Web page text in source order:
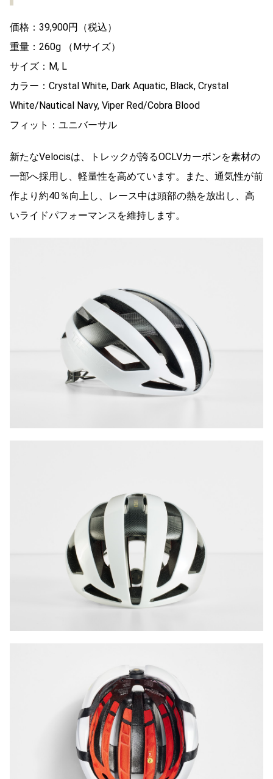
価格：39,900円（税込）
重量：260g （Mサイズ）
サイズ：M, L
カラー：Crystal White, Dark Aquatic, Black, Crystal
White/Nautical Navy, Viper Red/Cobra Blood
フィット：ユニバーサル
新たなVelocisは、トレックが誇るOCLVカーボンを素材の
一部へ採用し、軽量性を高めています。また、通気性が前
作より約40％向上し、レース中は頭部の熱を放出し、高
いライドパフォーマンスを維持します。